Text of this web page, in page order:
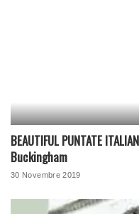
BEAUTIFUL PUNTATE
Buckingham
30 Novembre 2019